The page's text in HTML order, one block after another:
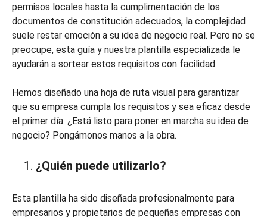
permisos locales hasta la cumplimentación de los
documentos de constitución adecuados, la complejidad
suele restar emoción a su idea de negocio real. Pero no se
preocupe, esta guía y nuestra plantilla especializada le
ayudarán a sortear estos requisitos con facilidad.
Hemos diseñado una hoja de ruta visual para garantizar
que su empresa cumpla los requisitos y sea eficaz desde
el primer día. ¿Está listo para poner en marcha su idea de
negocio? Pongámonos manos a la obra.
¿Quién puede utilizarlo?
Esta plantilla ha sido diseñada profesionalmente para
empresarios y propietarios de pequeñas empresas con